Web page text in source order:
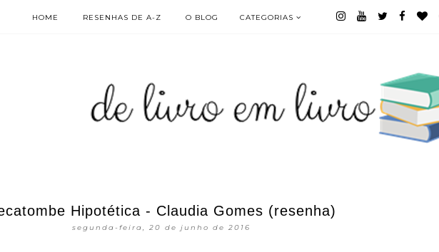
HOME RESENHAS DE A-Z O BLOG CATEGORIAS
Hipotética - Claudia Gomes (resenha)
segunda-feira, 20 de junho de 2016